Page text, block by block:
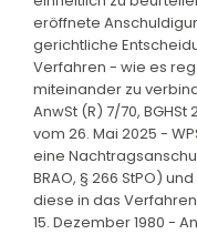
eröffnete
gerichtliche
Verfahren - wie es
miteinander zu
AnwSt (R) 7/70, BGHSt
vom 26. Mai 2025 -
eine
BRAO, § 266 StPO)
diese in das
15. Dezember 1980 -